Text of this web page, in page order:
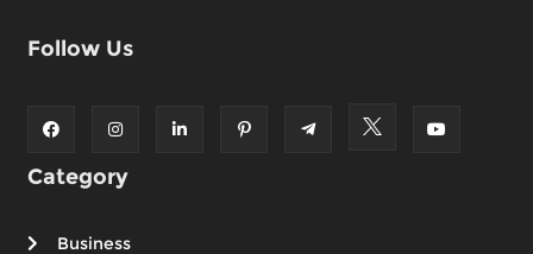
Follow Us
Category
Business